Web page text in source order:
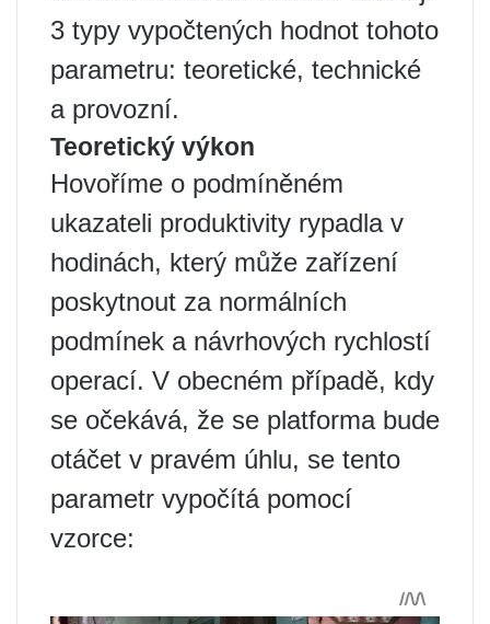
3 typy vypočtených hodnot tohoto
parametru: teoretické, technické
a provozní.
Teoretický výkon
Hovoříme o podmíněném
ukazateli produktivity rypadla v
hodinách, který může zařízení
poskytnout za normálních
podmínek a návrhových rychlostí
operací. V obecném případě, kdy
se očekává, že se platforma bude
otáčet v pravém úhlu, se tento
parametr vypočítá pomocí
vzorce: